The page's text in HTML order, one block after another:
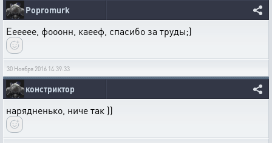
Popromurk
Ееееее, фооонн, каееф, спасибо за труды;)
30 Ноября 2016 14:39:33
констриктор
нарядненько, ниче так ))